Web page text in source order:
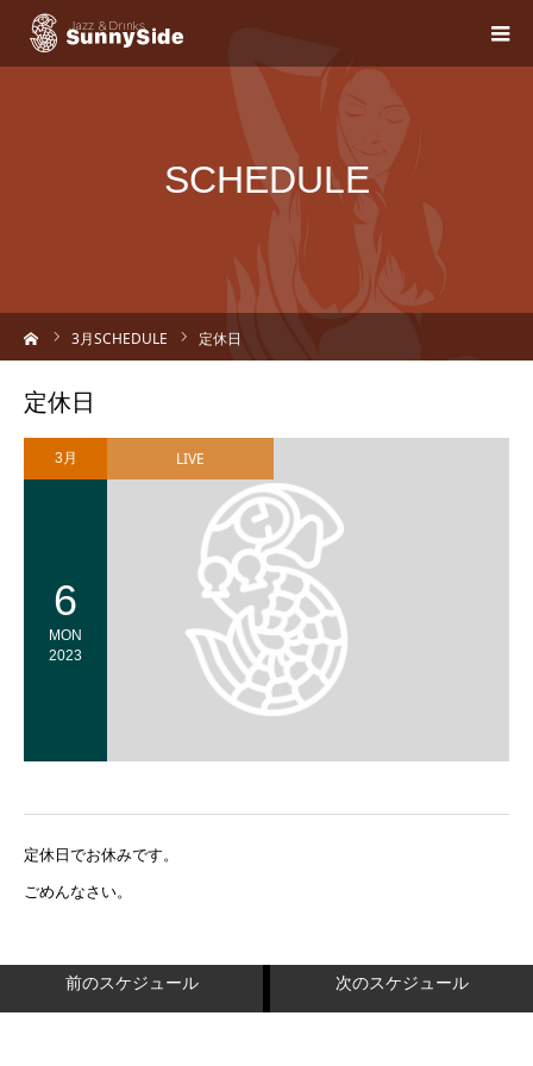
SCHEDULE
3月SCHEDULE 定休日
定休日
3月
6
MON
2023
LIVE
定休日でお休みです。
ごめんなさい。
前のスケジュール 次のスケジュール